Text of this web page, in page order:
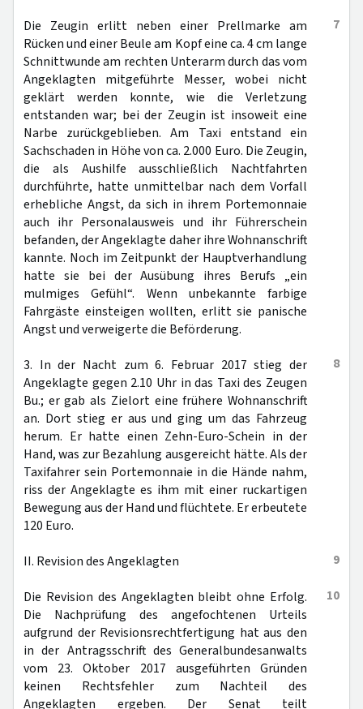
7
Die Zeugin erlitt neben einer Prellmarke am
Rücken und einer Beule am Kopf eine ca. 4 cm lange
Schnittwunde am rechten Unterarm durch das vom
Angeklagten mitgeführte Messer, wobei nicht
geklärt werden konnte, wie die Verletzung
entstanden war; bei der Zeugin ist insoweit eine
Narbe zurückgeblieben. Am Taxi entstand ein
Sachschaden in Höhe von ca. 2.000 Euro. Die Zeugin,
die als Aushilfe ausschließlich Nachtfahrten
durchführte, hatte unmittelbar nach dem Vorfall
erhebliche Angst, da sich in ihrem Portemonnaie
auch ihr Personalausweis und ihr Führerschein
befanden, der Angeklagte daher ihre Wohnanschrift
kannte. Noch im Zeitpunkt der Hauptverhandlung
hatte sie bei der Ausübung ihres Berufs „ein
mulmiges Gefühl“. Wenn unbekannte farbige
Fahrgäste einsteigen wollten, erlitt sie panische
Angst und verweigerte die Beförderung.
8
3. In der Nacht zum 6. Februar 2017 stieg der
Angeklagte gegen 2.10 Uhr in das Taxi des Zeugen
Bu.; er gab als Zielort eine frühere Wohnanschrift
an. Dort stieg er aus und ging um das Fahrzeug
herum. Er hatte einen Zehn-Euro-Schein in der
Hand, was zur Bezahlung ausgereicht hätte. Als der
Taxifahrer sein Portemonnaie in die Hände nahm,
riss der Angeklagte es ihm mit einer ruckartigen
Bewegung aus der Hand und flüchtete. Er erbeutete
120 Euro.
9
II. Revision des Angeklagten
10
Die Revision des Angeklagten bleibt ohne Erfolg.
Die Nachprüfung des angefochtenen Urteils
aufgrund der Revisionsrechtfertigung hat aus den
in der Antragsschrift des Generalbundesanwalts
vom 23. Oktober 2017 ausgeführten Gründen
keinen Rechtsfehler zum Nachteil des
Angeklagten ergeben. Der Senat teilt